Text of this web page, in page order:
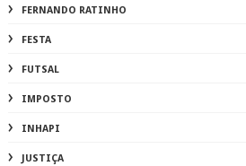
FERNANDO RATINHO
FESTA
FUTSAL
IMPOSTO
INHAPI
JUSTIÇA